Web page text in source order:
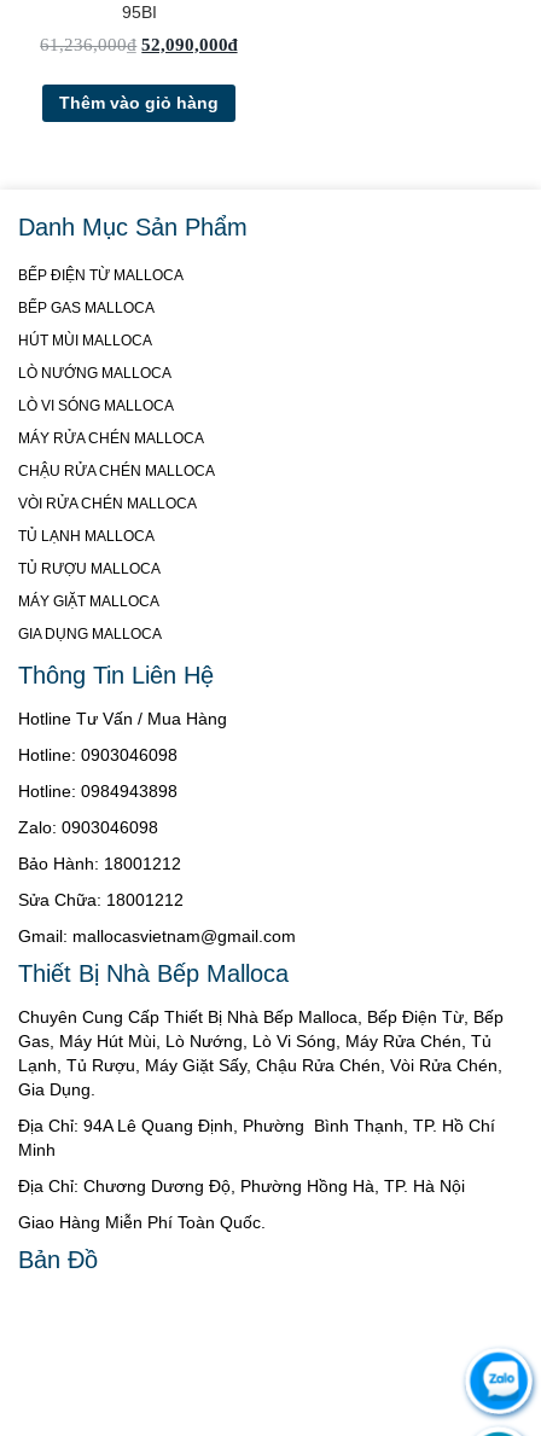
95BI
61,236,000₫ 52,090,000₫
Thêm vào giỏ hàng
Danh Mục Sản Phẩm
BẾP ĐIỆN TỪ MALLOCA
BẾP GAS MALLOCA
HÚT MÙI MALLOCA
LÒ NƯỚNG MALLOCA
LÒ VI SÓNG MALLOCA
MÁY RỬA CHÉN MALLOCA
CHẬU RỬA CHÉN MALLOCA
VÒI RỬA CHÉN MALLOCA
TỦ LẠNH MALLOCA
TỦ RƯỢU MALLOCA
MÁY GIẶT MALLOCA
GIA DỤNG MALLOCA
Thông Tin Liên Hệ
Hotline Tư Vấn / Mua Hàng
Hotline: 0903046098
Hotline: 0984943898
Zalo: 0903046098
Bảo Hành: 18001212
Sửa Chữa: 18001212
Gmail: mallocasvietnam@gmail.com
Thiết Bị Nhà Bếp Malloca
Chuyên Cung Cấp Thiết Bị Nhà Bếp Malloca, Bếp Điện Từ, Bếp
Gas, Máy Hút Mùi, Lò Nướng, Lò Vi Sóng, Máy Rửa Chén, Tủ
Lạnh, Tủ Rượu, Máy Giặt Sấy, Chậu Rửa Chén, Vòi Rửa Chén,
Gia Dụng.
Địa Chỉ: 94A Lê Quang Định, Phường Bình Thạnh, TP. Hồ Chí
Minh
Địa Chỉ: Chương Dương Độ, Phường Hồng Hà, TP. Hà Nội
Giao Hàng Miễn Phí Toàn Quốc.
Bản Đồ